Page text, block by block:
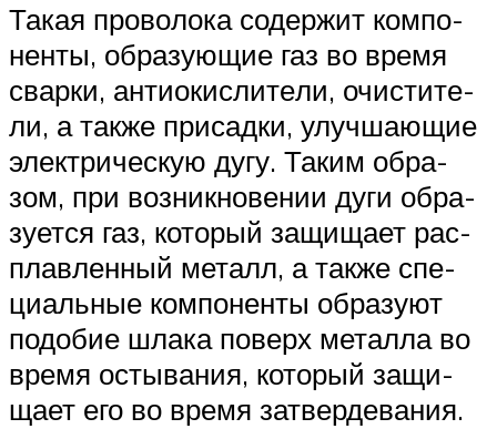
Такая про­во­ло­ка содер­жит ком­по­
нен­ты, обра­зу­ю­щие газ во вре­мя
свар­ки, анти­окис­ли­те­ли, очи­сти­те­
ли, а так­же при­сад­ки, улуч­ша­ю­щие
элек­три­че­скую дугу. Таким обра­
зом, при воз­ник­но­ве­нии дуги обра­
зу­ет­ся газ, кото­рый защи­ща­ет рас­
плав­лен­ный металл, а так­же спе­
ци­аль­ные ком­по­нен­ты обра­зу­ют
подо­бие шла­ка поверх метал­ла во
вре­мя осты­ва­ния, кото­рый защи­
ща­ет его во вре­мя затвердевания.